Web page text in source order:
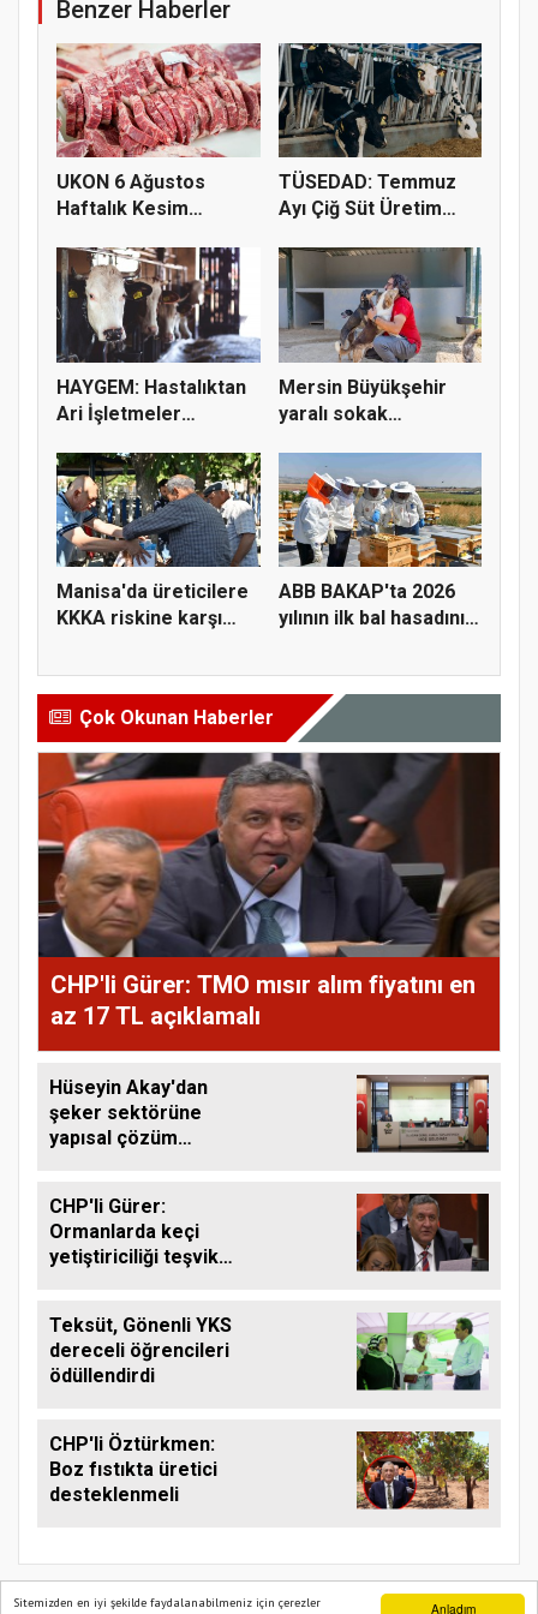
Anladım
Sitemizden en iyi şekilde faydalanabilmeniz için çerezler
Benzer Haberler
UKON 6 Ağustos
Haftalık Kesim
TÜSEDAD: Temmuz
Ayı Çiğ Süt Üretim
HAYGEM: Hastalıktan
Ari İşletmeler
Mersin Büyükşehir
yaralı sokak
Manisa'da üreticilere
KKKA riskine karşı
ABB BAKAP'ta 2026
yılının ilk bal hasadını
Çok Okunan Haberler
CHP'li Gürer: TMO mısır alım fiyatını en
az 17 TL açıklamalı
Hüseyin Akay'dan
şeker sektörüne
yapısal çözüm
CHP'li Gürer:
Ormanlarda keçi
yetiştiriciliği teşvik
Teksüt, Gönenli YKS
dereceli öğrencileri
ödüllendirdi
CHP'li Öztürkmen:
Boz fıstıkta üretici
desteklenmeli